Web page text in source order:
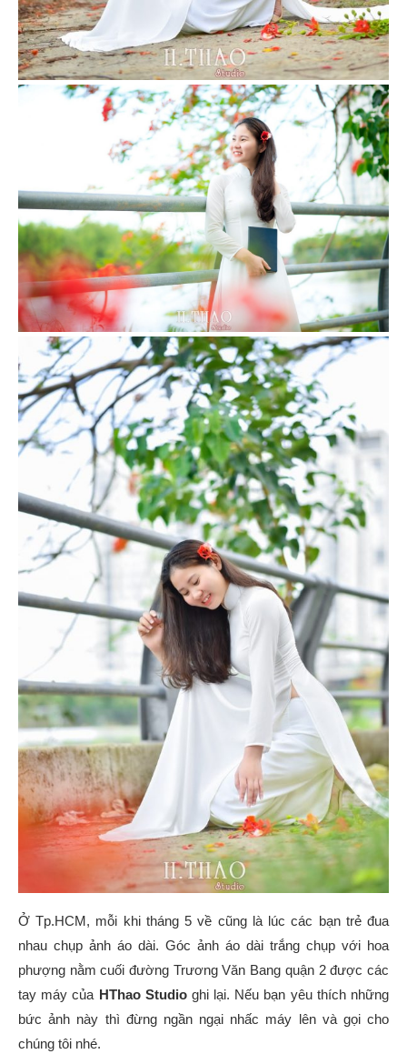
Ở Tp.HCM, mỗi khi tháng 5 về cũng là lúc các bạn trẻ đua
nhau chụp ảnh áo dài. Góc ảnh áo dài trắng chụp với hoa
phượng nằm cuối đường Trương Văn Bang quận 2 được các
tay máy của HThao Studioghi lại. Nếu bạn yêu thích những
bức ảnh này thì đừng ngần ngại nhấc máy lên và gọi cho
chúng tôi nhé.